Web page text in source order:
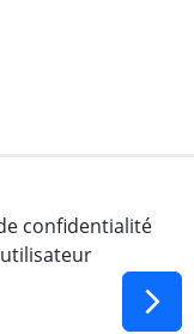
confidentialité